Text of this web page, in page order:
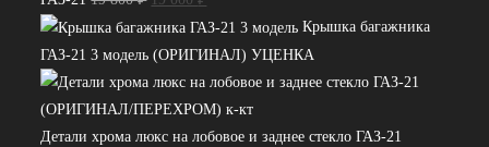
цена
составляла
19
800 ₽.
цена:
19
000 ₽.
Крышка багажника
ГАЗ-21 3 модель (ОРИГИНАЛ) УЦЕНКА
Детали хрома люкс на лобовое и заднее стекло ГАЗ-21